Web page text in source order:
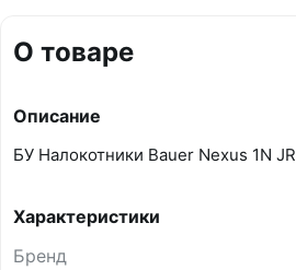
О товаре
Описание
БУ Налокотники Bauer Nexus 1N JR
Характеристики
Бренд